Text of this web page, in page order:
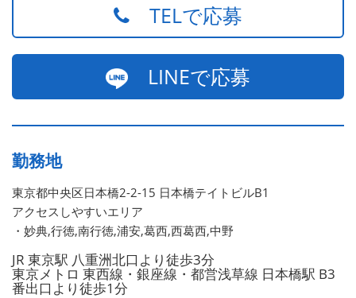
TELで応募
LINEで応募
勤務地
東京都中央区日本橋2-2-15 日本橋テイトビルB1
アクセスしやすいエリア
・妙典,行徳,南行徳,浦安,葛西,西葛西,中野
JR 東京駅 八重洲北口より徒歩3分
東京メトロ 東西線・銀座線・都営浅草線 日本橋駅 B3
番出口より徒歩1分